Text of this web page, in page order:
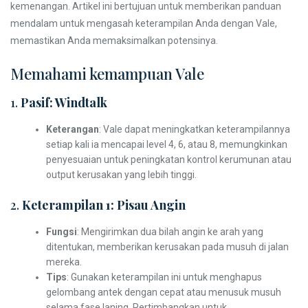
kemenangan. Artikel ini bertujuan untuk memberikan panduan
mendalam untuk mengasah keterampilan Anda dengan Vale,
memastikan Anda memaksimalkan potensinya.
Memahami kemampuan Vale
1. Pasif: Windtalk
Keterangan: Vale dapat meningkatkan keterampilannya
setiap kali ia mencapai level 4, 6, atau 8, memungkinkan
penyesuaian untuk peningkatan kontrol kerumunan atau
output kerusakan yang lebih tinggi.
2. Keterampilan 1: Pisau Angin
Fungsi: Mengirimkan dua bilah angin ke arah yang
ditentukan, memberikan kerusakan pada musuh di jalan
mereka.
Tips: Gunakan keterampilan ini untuk menghapus
gelombang antek dengan cepat atau menusuk musuh